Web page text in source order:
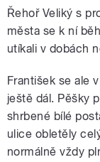
Řehoř Veliký s
města se k ní
utíkali v dobách
František se ale
ještě dál. Pěšky
shrbené bílé
ulice obletěly
normálně vždy